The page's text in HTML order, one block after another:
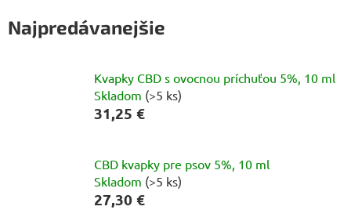
Najpredávanejšie
Kvapky CBD s ovocnou príchuťou 5%, 10 ml
Skladom (>5 ks)
31,25 €
CBD kvapky pre psov 5%, 10 ml
Skladom (>5 ks)
27,30 €